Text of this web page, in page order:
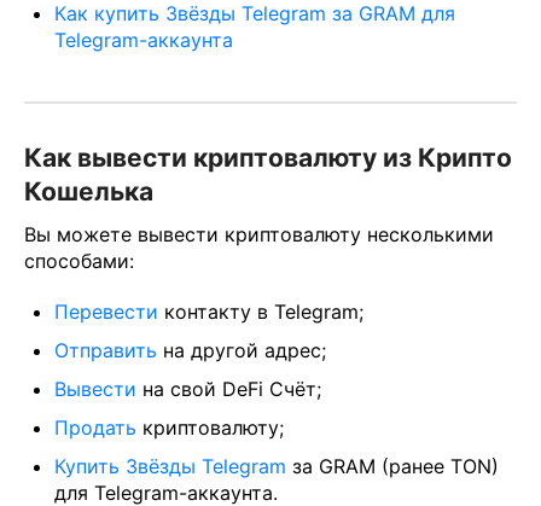
Как купить Звёзды Telegram за GRAM для
Telegram-аккаунта
Как вывести криптовалюту из Крипто
Кошелька
Вы можете вывести криптовалюту несколькими
способами:
Перевести контакту в Telegram;
Отправить на другой адрес;
Вывести на свой DeFi Счёт;
Продать криптовалюту;
Купить Звёзды Telegram за GRAM (ранее TON)
для Telegram-аккаунта.